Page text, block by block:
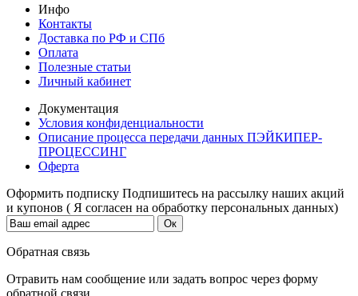
Инфо
Контакты
Доставка по РФ и СПб
Оплата
Полезные статьи
Личный кабинет
Документация
Условия конфиденциальности
Описание процесса передачи данных ПЭЙКИПЕР-
ПРОЦЕССИНГ
Оферта
Оформить подписку Подпишитесь на рассылку наших акций
и купонов ( Я согласен на обработку персональных данных)
Обратная связь
Отравить нам сообщение или задать вопрос через форму
обратной связи